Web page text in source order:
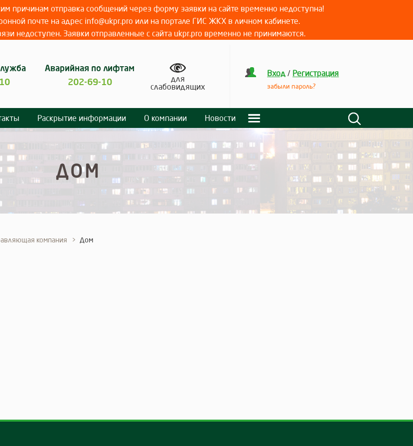
причинам отправка сообщений через форму заявки на сайте временно недоступна!
почте на адрес info@ukpr.pro или на портале ГИС ЖКХ в личном кабинете.
недоступен. Заявки отправленные с сайта ukpr.pro временно не принимаются.
Аварийная по лифтам
202-69-10
для
слабовидящих
Вход / Регистрация
забыли пароль?
Раскрытие информации О компании Новости
ДОМ
компания Дом